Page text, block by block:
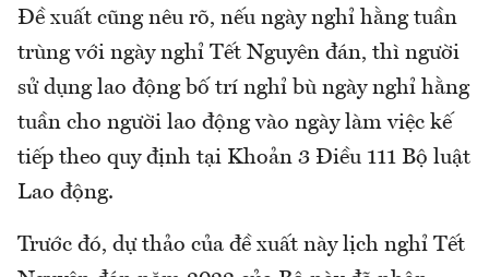
Đề xuất cũng nêu rõ, nếu ngày nghỉ hằng tuần
trùng với ngày nghỉ Tết Nguyên đán, thì người
sử dụng lao động bố trí nghỉ bù ngày nghỉ hằng
tuần cho người lao động vào ngày làm việc kế
tiếp theo quy định tại Khoản 3 Điều 111 Bộ luật
Lao động.
Trước đó, dự thảo của đề xuất này lịch nghỉ Tết